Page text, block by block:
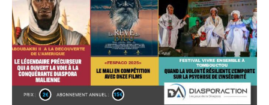
Annonces
Tous les articles
Le magazine
CHOISIR LE FORFAIT